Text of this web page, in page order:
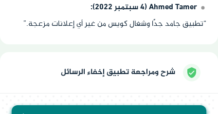
Ahmed Tamer (4 سبتمبر 2022):
“تطبيق جامد جدًا وشغال كويس من غير أي إعلانات مزعجة.”
شرح ومراجعة تطبيق إخفاء الرسائل